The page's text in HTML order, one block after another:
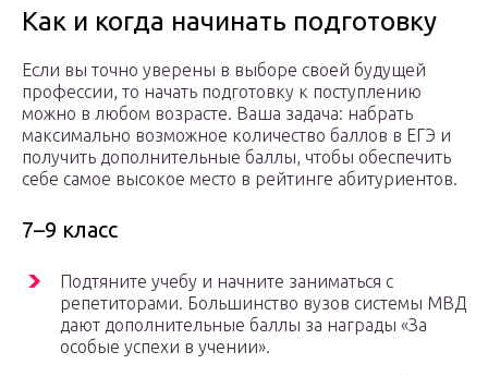
Как и когда начинать подготовку
Если вы точно уверены в выборе своей будущей
профессии, то начать подготовку к поступлению
можно в любом возрасте. Ваша задача: набрать
максимально возможное количество баллов в ЕГЭ и
получить дополнительные баллы, чтобы обеспечить
себе самое высокое место в рейтинге абитуриентов.
7–9 класс
Подтяните учебу и начните заниматься с
репетиторами. Большинство вузов системы МВД
дают дополнительные баллы за награды «За
особые успехи в учении».